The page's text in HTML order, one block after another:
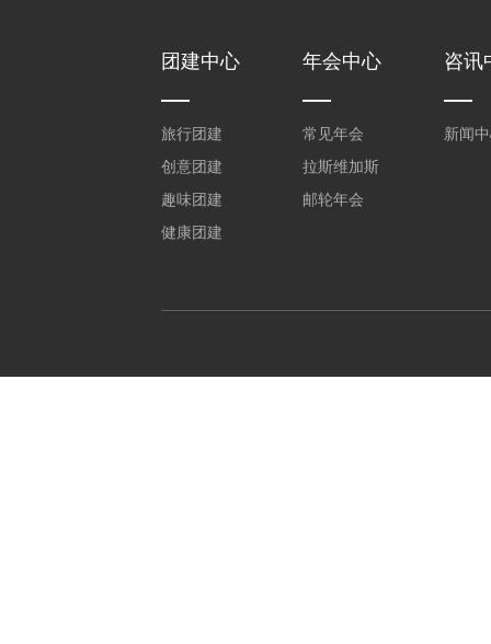
团建中心
旅行团建
创意团建
趣味团建
健康团建
年会中心
常见年会
拉斯维加斯
邮轮年会
咨讯
新闻